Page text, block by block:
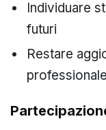
Individuare
futuri
Restare
professionale